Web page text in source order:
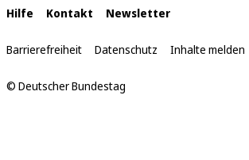
Interne
Links
Hilfe Kontakt Newsletter
Barrierefreiheit Datenschutz Inhalte melden
© Deutscher Bundestag